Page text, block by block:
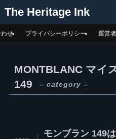
The Heritage Ink
せ プライバシーポリシー 運営
MONTBLANC マイ
149
– category –
モンブラン 149